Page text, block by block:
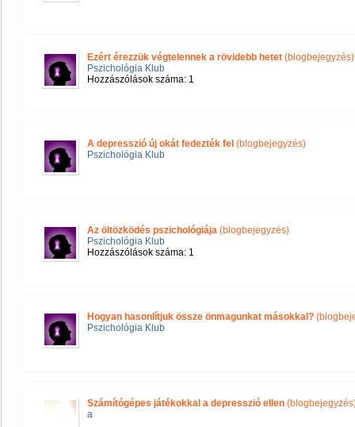
Ezért érezzük végtelennek a rövidebb hetet (blogbejegyzés)
Pszichológia Klub
Hozzászólások száma: 1
A depresszió új okát fedezték fel (blogbejegyzés)
Pszichológia Klub
Az öltözködés pszichológiája (blogbejegyzés)
Pszichológia Klub
Hozzászólások száma: 1
Hogyan hasonlítjuk össze önmagunkat másokkal?
Pszichológia Klub
Számítógépes játékokkal a depresszió ellen
a